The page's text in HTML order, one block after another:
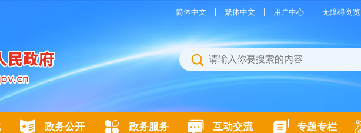
简体中文 | 繁体中文 | 用户中心 | 无障碍浏览
政务公开 政务服务 互动交流 专题专栏